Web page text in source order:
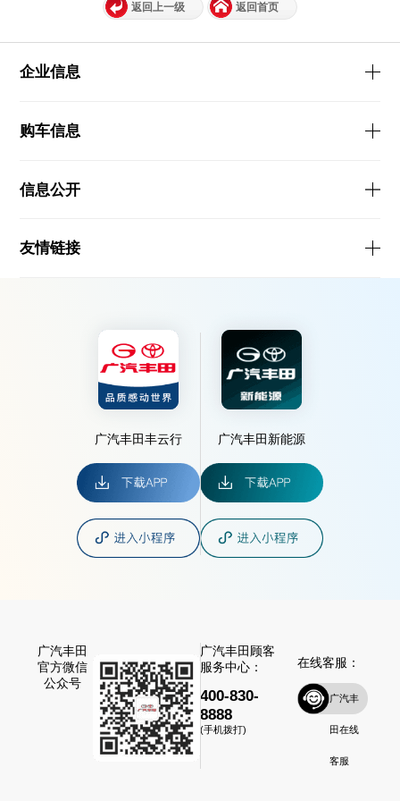
返回上一级 返回首页
企业信息
购车信息
信息公开
友情链接
广汽丰田丰云行 广汽丰田新能源
广汽丰田
官方微信
公众号
广汽丰田顾客
服务中心：
400-830-
8888
(手机拨打)
在线客服：
广汽丰
田在线
客服